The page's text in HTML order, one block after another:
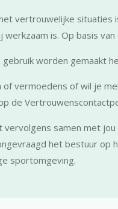
vertrouwelijke situaties
werkzaam is. Op basis
gebruik worden gemaakt
of vermoedens of wil je
de
vervolgens samen met
het bestuur op
sportomgeving.